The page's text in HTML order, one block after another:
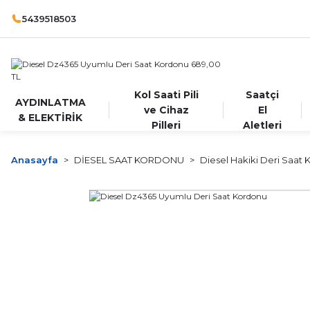
5439518503
AYDINLATMA
& ELEKTİRİK
Kol Saati Pili
ve Cihaz
Pilleri
Saatçi
El
Aletleri
Anasayfa DİESEL SAAT KORDONU Diesel Hakiki Deri Saat